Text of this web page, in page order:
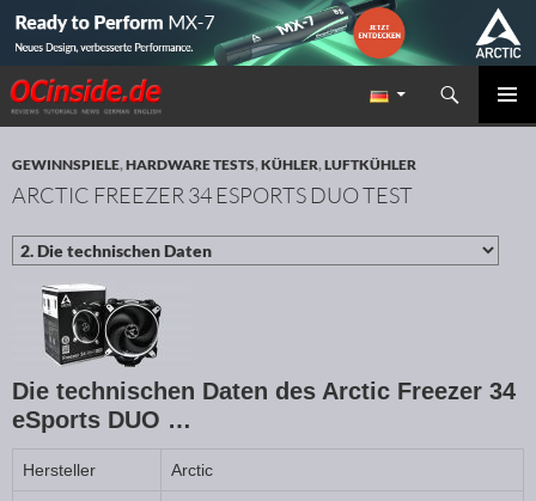
Redaktion ocinside.de PC Hardware Portal
Suchen
ZUM INHALT SPRINGEN
GEWINNSPIELE,HARDWARE TESTS,KÜHLER,LUFTKÜHLER
ARCTIC FREEZER 34 ESPORTS DUO TEST
Die technischen Daten des Arctic Freezer 34
eSports DUO …
Hersteller Arctic